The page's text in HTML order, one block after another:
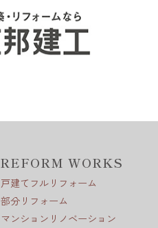
REFORM WORKS
戸建てフルリフォーム
部分リフォーム
マンションリノベーション